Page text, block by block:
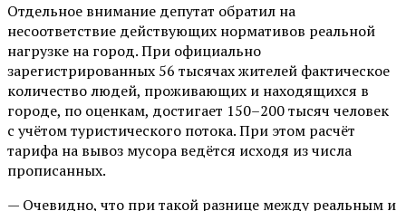
Отдельное внимание депутат обратил на
несоответствие действующих нормативов реальной
нагрузке на город. При официально
зарегистрированных 56 тысячах жителей фактическое
количество людей, проживающих и находящихся в
городе, по оценкам, достигает 150–200 тысяч человек
с учётом туристического потока. При этом расчёт
тарифа на вывоз мусора ведётся исходя из числа
прописанных.
— Очевидно, что при такой разнице между реальным и